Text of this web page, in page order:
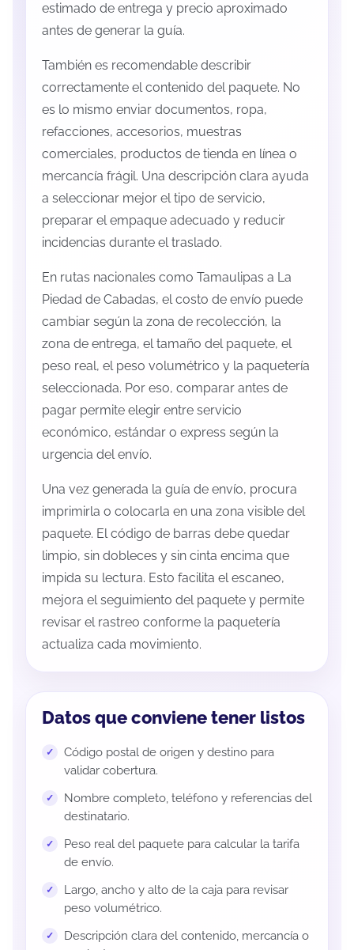
estimado de entrega y precio aproximado
antes de generar la guía.
También es recomendable describir
correctamente el contenido del paquete. No
es lo mismo enviar documentos, ropa,
refacciones, accesorios, muestras
comerciales, productos de tienda en línea o
mercancía frágil. Una descripción clara ayuda
a seleccionar mejor el tipo de servicio,
preparar el empaque adecuado y reducir
incidencias durante el traslado.
En rutas nacionales como Tamaulipas a La
Piedad de Cabadas, el costo de envío puede
cambiar según la zona de recolección, la
zona de entrega, el tamaño del paquete, el
peso real, el peso volumétrico y la paquetería
seleccionada. Por eso, comparar antes de
pagar permite elegir entre servicio
económico, estándar o express según la
urgencia del envío.
Una vez generada la guía de envío, procura
imprimirla o colocarla en una zona visible del
paquete. El código de barras debe quedar
limpio, sin dobleces y sin cinta encima que
impida su lectura. Esto facilita el escaneo,
mejora el seguimiento del paquete y permite
revisar el rastreo conforme la paquetería
actualiza cada movimiento.
Datos que conviene tener listos
Código postal de origen y destino para
validar cobertura.
Nombre completo, teléfono y referencias del
destinatario.
Peso real del paquete para calcular la tarifa
de envío.
Largo, ancho y alto de la caja para revisar
peso volumétrico.
Descripción clara del contenido, mercancía o